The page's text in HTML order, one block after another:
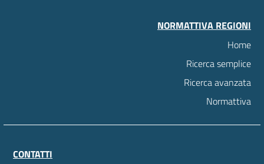
NORMATTIVA REGIONI
Home
Ricerca semplice
Ricerca avanzata
Normattiva
CONTATTI